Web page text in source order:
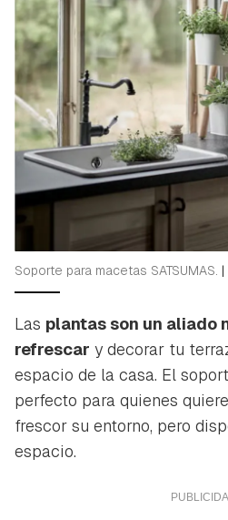
Soporte para macetas SATSUMAS. |
Las plantas son un aliado
refrescar y decorar tu
espacio de la casa. El
perfecto para quienes
frescor su entorno, pero
espacio.